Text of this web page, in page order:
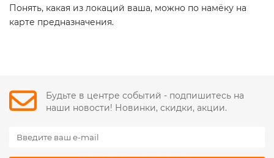
Понять, какая из локаций ваша, можно по намёку на
карте предназначения.
Будьте в центре событий - подпишитесь на
наши новости! Новинки, скидки, акции.